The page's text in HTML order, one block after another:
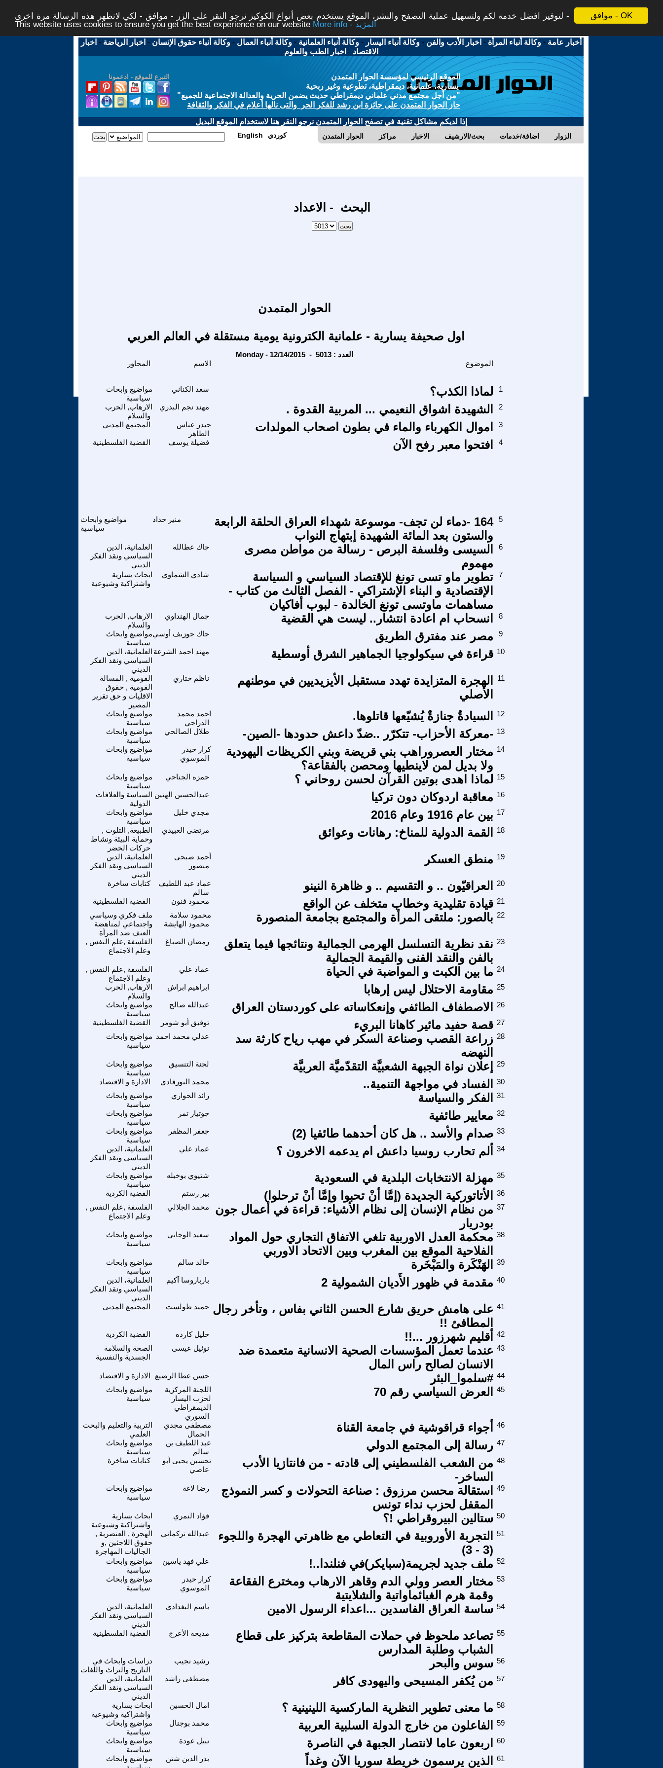
موافق - OK
لتوفير افضل خدمة لكم ولتسهيل عملية التصفح والنشر، الموقع يستخدم بعض أنواع الكوكيز نرجو النقر على الزر - موافق - لكي لاتظهر هذه الرسالة مرة اخرى -
This website uses cookies to ensure you get the best experience on our website
More info - المزيد
أخبار عامة -وكالة أنباء المرأة - اخبار الأدب والفن -وكالة أنباء اليسار -وكالة أنباء العلمانية -وكالة أنباء العمال -وكالة أنباء حقوق الإنسان - اخبار الرياضة - اخبار
الاقتصاد - اخبار الطب والعلوم
التبرع للموقع - ادعمونا
الموقع الرئيسي لمؤسسة الحوار المتمدن
يسارية، علمانية، ديمقراطية، تطوعية وغير ربحية
"من أجل مجتمع مدني علماني ديمقراطي حديث يضمن الحرية والعدالة الاجتماعية للجميع"
حاز الحوار المتمدن على جائزة ابن رشد للفكر الحر والتى نالها أعلام في الفكر والثقافة
إذا لديكم مشاكل تقنية في تصفح الحوار المتمدن نرجو النقر هنا لاستخدام الموقع البديل
الحوار المتمدن مراكز الاخبار بحث/الارشيف اضافة/خدمات الزوار English كوردي
البحث - الاعداد
الحوار المتمدن
اول صحيفة يسارية - علمانية الكترونية يومية مستقلة في العالم العربي
Monday - 12/14/2015 - العدد : 5013
الاسم الموضوع
مواضيع وابحاث
سياسية
سعد الكناني لماذا الكذب؟ 1
الارهاب, الحرب
والسلام
مهند نجم البدري الشهيدة اشواق النعيمي ... المربية القدوة . 2
المجتمع المدني
حيدر عباس
الطاهر
اموال الكهرباء والماء في بطون اصحاب المولدات 3
القضية الفلسطينية فضيلة يوسف افتحوا معبر رفح الآن 4
مواضيع وابحاث
سياسية
منير حداد
164 -دماء لن تجف- موسوعة شهداء العراق الحلقة الرابعة
والستون بعد المائة الشهيدة إبتهاج النواب
5
العلمانية، الدين
السياسي ونقد الفكر
الديني
جاك عطالله
السيسى وفلسفة البرص - رسالة من مواطن مصرى
مهموم
6
ابحاث يسارية
واشتراكية وشيوعية
شادي الشماوي
تطوير ماو تسى تونغ للإقتصاد السياسي و السياسة
الإقتصادية و البناء الإشتراكي - الفصل الثالث من كتاب -
مساهمات ماوتسى تونغ الخالدة - لبوب أفاكيان
7
الارهاب, الحرب
والسلام
جمال الهنداوي انسحاب ام اعادة انتشار.. ليست هي القضية 8
مواضيع وابحاث
سياسية
جاك جوزيف أوسي مصر عند مفترق الطريق 9
العلمانية، الدين
السياسي ونقد الفكر
الديني
مهند احمد الشرعة قراءة في سيكولوجيا الجماهير الشرق أوسطية 10
القومية , المسالة
القومية , حقوق
الاقليات و حق تقرير
المصير
ناظم ختاري
الهجرة المتزايدة تهدد مستقبل الأيزيديين في موطنهم
الأصلي
11
مواضيع وابحاث
سياسية
احمد محمد
الدراجي
السيادةُ جنازةٌ يُشيّعها قاتلوها. 12
مواضيع وابحاث
سياسية
طلال الصالحي -معركة الأحزاب- تتكرّر ..ضدّ داعش حدودها -الصين- 13
مواضيع وابحاث
سياسية
كرار حيدر
الموسوي
مختار العصروراهب بني قريضة وبني الكريظات اليهودية
ولا بديل لمن لاينطيها ومحصن بالفقاعة؟
14
مواضيع وابحاث
سياسية
حمزه الجناحي لماذا اهدى بوتين القرآن لحسن روحاني ؟ 15
السياسة والعلاقات
الدولية
عبدالحسين الهنين معاقبة اردوكان دون تركيا 16
مواضيع وابحاث
سياسية
مجدي خليل بين عام 1916 وعام 2016 17
الطبيعة, التلوث ,
وحماية البيئة ونشاط
حركات الخضر
مرتضى العبيدي القمة الدولية للمناخ: رهانات وعوائق 18
العلمانية، الدين
السياسي ونقد الفكر
الديني
أحمد صبحى
منصور
منطق العسكر 19
كتابات ساخرة
عماد عبد اللطيف
سالم
العراقيّون .. و التقسيم .. و ظاهرة النينو 20
القضية الفلسطينية محمود فنون قيادة تقليدية وخطاب متخلف عن الواقع 21
ملف فكري وسياسي
واجتماعي لمناهضة
العنف ضد المرأة
محمود سلامة
محمود الهايشة
بالصور: ملتقى المرأة والمجتمع بجامعة المنصورة 22
الفلسفة ,علم النفس ,
وعلم الاجتماع
رمضان الصباغ
نقد نظرية التسلسل الهرمى الجمالية ونتائجها فيما يتعلق
بالفن والنقد الفنى والقيمة الجمالية
23
الفلسفة ,علم النفس ,
وعلم الاجتماع
عماد علي ما بين الكبت و المواضبة في الحياة 24
الارهاب, الحرب
والسلام
ابراهيم ابراش مقاومة الاحتلال ليس إرهابا 25
مواضيع وابحاث
سياسية
عبدالله صالح الاصطفاف الطائفي وإنعكاساته على كوردستان العراق 26
القضية الفلسطينية توفيق أبو شومر قصة حفيد مائير كاهانا البريء 27
مواضيع وابحاث
سياسية
عدلي محمد احمد
زراعة القصب وصناعة السكر في مهب رياح كارثة سد
النهضه
28
مواضيع وابحاث
سياسية
لجنة التنسيق إعلان نواة الجبهة الشعبيَّة التقدّميَّة العربيَّة 29
الادارة و الاقتصاد محمد البورقادي الفساد في مواجهة التنمية..
30
مواضيع وابحاث
سياسية
رائد الحواري الفكر والسياسة 31
مواضيع وابحاث
سياسية
جوتيار تمر معايير طائفية 32
مواضيع وابحاث
سياسية
جعفر المظفر صدام والأسد .. هل كان أحدهما طائفيا (2) 33
العلمانية، الدين
السياسي ونقد الفكر
الديني
عماد علي ألم تحارب روسيا داعش ام يدعمه الاخرون ؟ 34
مواضيع وابحاث
سياسية
شتيوي بوخبله مهزلة الانتخابات البلدية في السعودية 35
القضية الكردية بير رستم الأتاتوركية الجديدة (إمَّا أنْ تحبوا وإمَّا أنْ ترحلوا)
36
الفلسفة ,علم النفس ,
وعلم الاجتماع
محمد الجلالي
من نظام الإنسان إلى نظام الأشياء: قراءة في أعمال جون
بودريار
37
مواضيع وابحاث
سياسية
سعيد الوجاني
محكمة العدل الاوربية تلغي الاتفاق التجاري حول المواد
الفلاحية الموقع بين المغرب وبين الاتحاد الاوربي
38
مواضيع وابحاث
سياسية
خالد سالم الهَنْكَرة والمَبْخَرة 39
العلمانية، الدين
السياسي ونقد الفكر
الديني
بارباروسا آكيم مقدمة في ظهور الأَديان الشمولية 2 40
المجتمع المدني حميد طولست على هامش حريق شارع الحسن الثاني بفاس ، وتأخر رجال
المطافئ !!
41
القضية الكردية خليل كارده أقليم شهرزور ...!!
42
الصحة والسلامة
الجسدية والنفسية
نوئيل عيسى
عندما تعمل المؤسسات الصحية الانسانية متعمدة ضد
الانسان لصالح راس المال
43
الادارة و الاقتصاد حسن عطا الرضيع #سلموا_البئر 44
مواضيع وابحاث
سياسية
اللجنة المركزية
لحزب اليسار
الديمقراطي
السوري
العرض السياسي رقم 70 45
التربية والتعليم والبحث
العلمي
مصطفى مجدي
الجمال
أجواء قراقوشية في جامعة القناة 46
مواضيع وابحاث
سياسية
عبد اللطيف بن
سالم
رسالة إلى المجتمع الدولي 47
كتابات ساخرة
تحسين يحيى أبو
عاصي
من الشعب الفلسطيني إلى قادته - من فانتازيا الأدب
الساخر-
48
مواضيع وابحاث
سياسية
رضا لاغة
استقالة محسن مرزوق : صناعة التحولات و كسر النموذج
المقفل لحزب نداء تونس
49
ابحاث يسارية
واشتراكية وشيوعية
فؤاد النمري ستالين البيروقراطي !؟ 50
الهجرة , العنصرية ,
حقوق اللاجئين ,و
الجاليات المهاجرة
عبدالله تركماني
التجربة الأوروبية في التعاطي مع ظاهرتي الهجرة واللجوء
(3 - 3)
51
مواضيع وابحاث
سياسية
علي فهد ياسين ملف جديد لجريمة(سبايكر)في فنلندا..! 52
مواضيع وابحاث
سياسية
كرار حيدر
الموسوي
مختار العصر وولي الدم وقاهر الارهاب ومخترع الفقاعة
وقمة هرم الغبائماواتية والشلايتية
53
العلمانية، الدين
السياسي ونقد الفكر
الديني
باسم البغدادي ساسة العراق الفاسدين ...اعداء الرسول الامين 54
القضية الفلسطينية مديحه الأعرج
تصاعد ملحوظ في حملات المقاطعة بتركيز على قطاع
الشباب وطلبة المدارس
55
دراسات وابحاث في
التاريخ والتراث واللغات
رشيد نجيب سوس والبحر 56
العلمانية، الدين
السياسي ونقد الفكر
الديني
مصطفى راشد من يُكفر المسيحى واليهودى كافر 57
ابحاث يسارية
واشتراكية وشيوعية
امال الحسين ما معنى تطوير النظرية الماركسية اللينينية ؟ 58
مواضيع وابحاث
سياسية
محمد بوجنال الفاعلون من خارج الدولة السلبية العربية 59
مواضيع وابحاث
سياسية
نبيل عودة اربعون عاما لانتصار الجبهة في الناصرة 60
مواضيع وابحاث
بدر الدين شنن الذين يرسمون خريطة سوريا الآن وغداً 61